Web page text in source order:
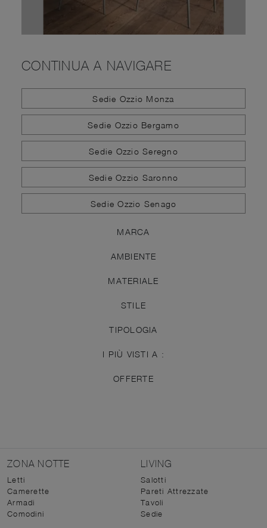
CONTINUA A NAVIGARE
Sedie Ozzio Monza
Sedie Ozzio Bergamo
Sedie Ozzio Seregno
Sedie Ozzio Saronno
Sedie Ozzio Senago
MARCA
AMBIENTE
MATERIALE
STILE
TIPOLOGIA
I PIÙ VISTI A :
OFFERTE
ZONA NOTTE
Letti
Camerette
Armadi
Comodini
LIVING
Salotti
Pareti Attrezzate
Tavoli
Sedie